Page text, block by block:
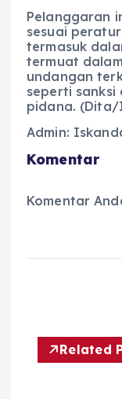
Pelanggaran
sesuai
termasuk
termuat
undangan
seperti sanksi
pidana. (Dita/
Admin:
Komentar
Komentar
Related